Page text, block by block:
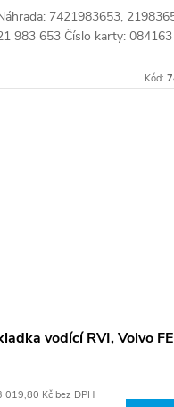
7421983653,
983 653 Číslo karty: 084163
Kód:
vodící RVI, Volvo FE
019,80 Kč bez DPH